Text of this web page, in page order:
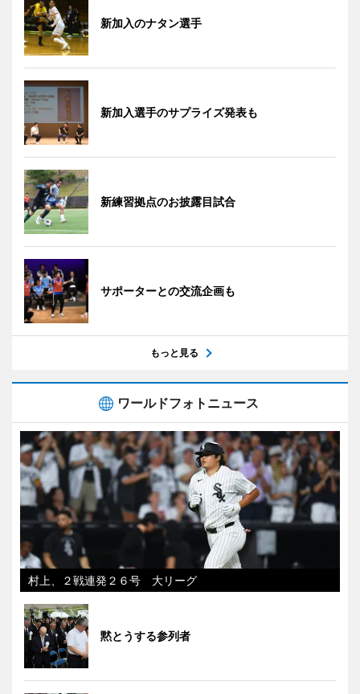
新加入のナタン選手
新加入選手のサプライズ発表も
新練習拠点のお披露目試合
サポーターとの交流企画も
もっと見る
ワールドフォトニュース
村上、２戦連発２６号 大リーグ
黙とうする参列者